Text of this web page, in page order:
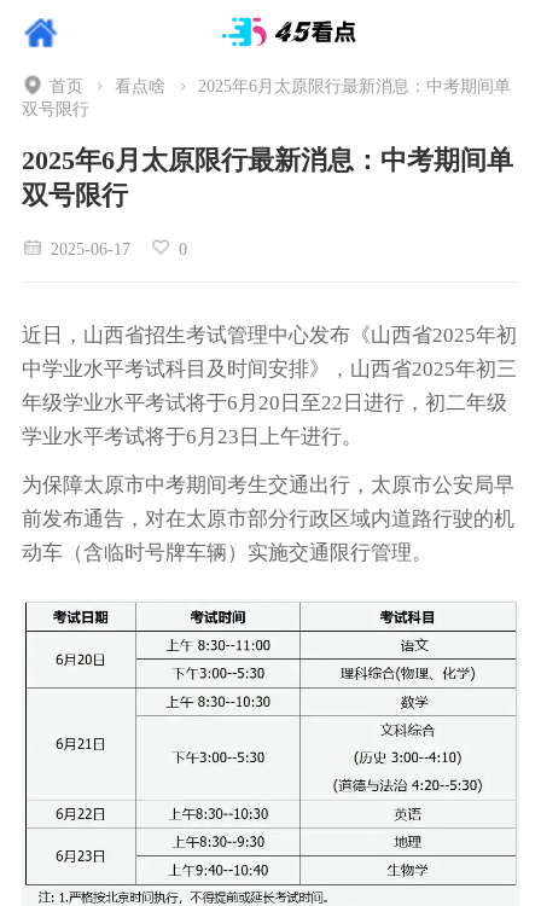
首页 看点啥
2025年6月太原限行最新消息：中考期间单
双号限行
2025年6月太原限行最新消息：中考期间单
双号限行
2025-06-17 0
近日，山西省招生考试管理中心发布《山西省2025年初
中学业水平考试科目及时间安排》，山西省2025年初三
年级学业水平考试将于6月20日至22日进行，初二年级
学业水平考试将于6月23日上午进行。
为保障太原市中考期间考生交通出行，太原市公安局早
前发布通告，对在太原市部分行政区域内道路行驶的机
动车（含临时号牌车辆）实施交通限行管理。